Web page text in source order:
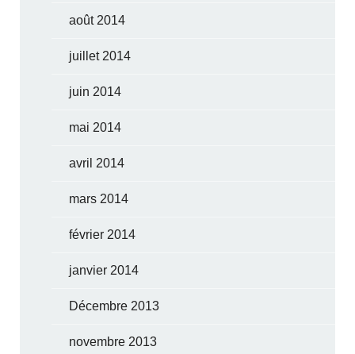
août 2014
juillet 2014
juin 2014
mai 2014
avril 2014
mars 2014
février 2014
janvier 2014
Décembre 2013
novembre 2013